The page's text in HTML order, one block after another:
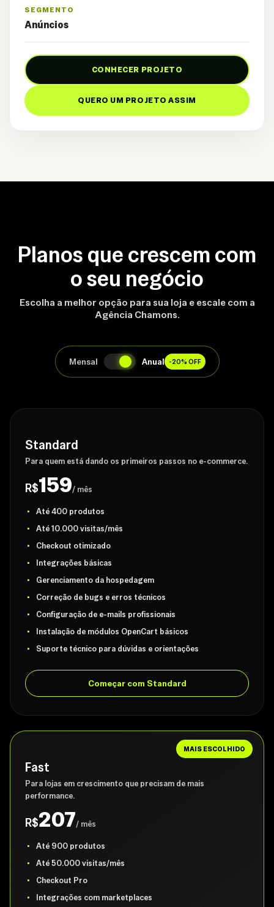
SEGMENTO
Anúncios
CONHECER PROJETO
QUERO UM PROJETO ASSIM
Planos que crescem com
o seu negócio
Escolha a melhor opção para sua loja e escale com a
Agência Chamons.
Mensal Anual -20% OFF
Standard
Para quem está dando os primeiros passos no e-commerce.
R$159/ mês
Até 400 produtos
Até 10.000 visitas/mês
Checkout otimizado
Integrações básicas
Gerenciamento da hospedagem
Correção de bugs e erros técnicos
Configuração de e-mails profissionais
Instalação de módulos OpenCart básicos
Suporte técnico para dúvidas e orientações
Começar com Standard
MAIS ESCOLHIDO
Fast
Para lojas em crescimento que precisam de mais
performance.
R$207/ mês
Até 900 produtos
Até 50.000 visitas/mês
Checkout Pro
Integrações com marketplaces